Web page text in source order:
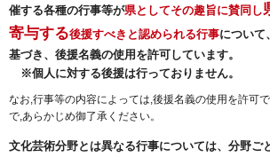
催する各種の行事等が県としてその趣旨に賛同し
寄与する後援すべきと認められる行事について
基づき、後援名義の使用を許可しています。
※個人に対する後援は行っておりません。
なお,行事等の内容によっては,後援名義の使用を許可
で,あらかじめ御了承ください。
文化芸術分野とは異なる行事については、分野ご